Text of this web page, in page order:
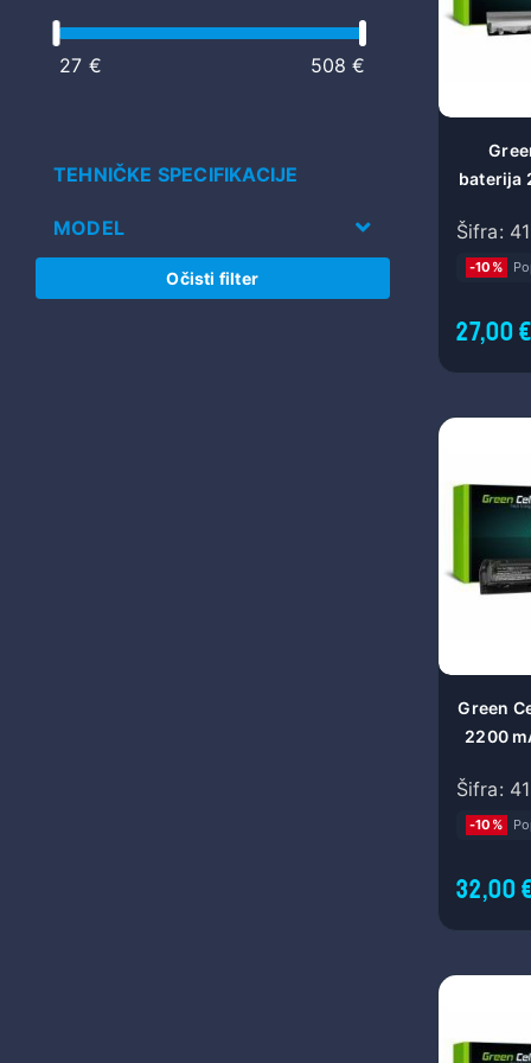
27 € 508 €
TEHNIČKE SPECIFIKACIJE
MODEL
Očisti filter
baterija
15-F 15-
Šifra:
-10%
27,00 €
Green
2200
Šifra:
-10%
32,00